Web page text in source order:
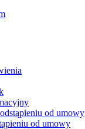
od umowy
od umowy